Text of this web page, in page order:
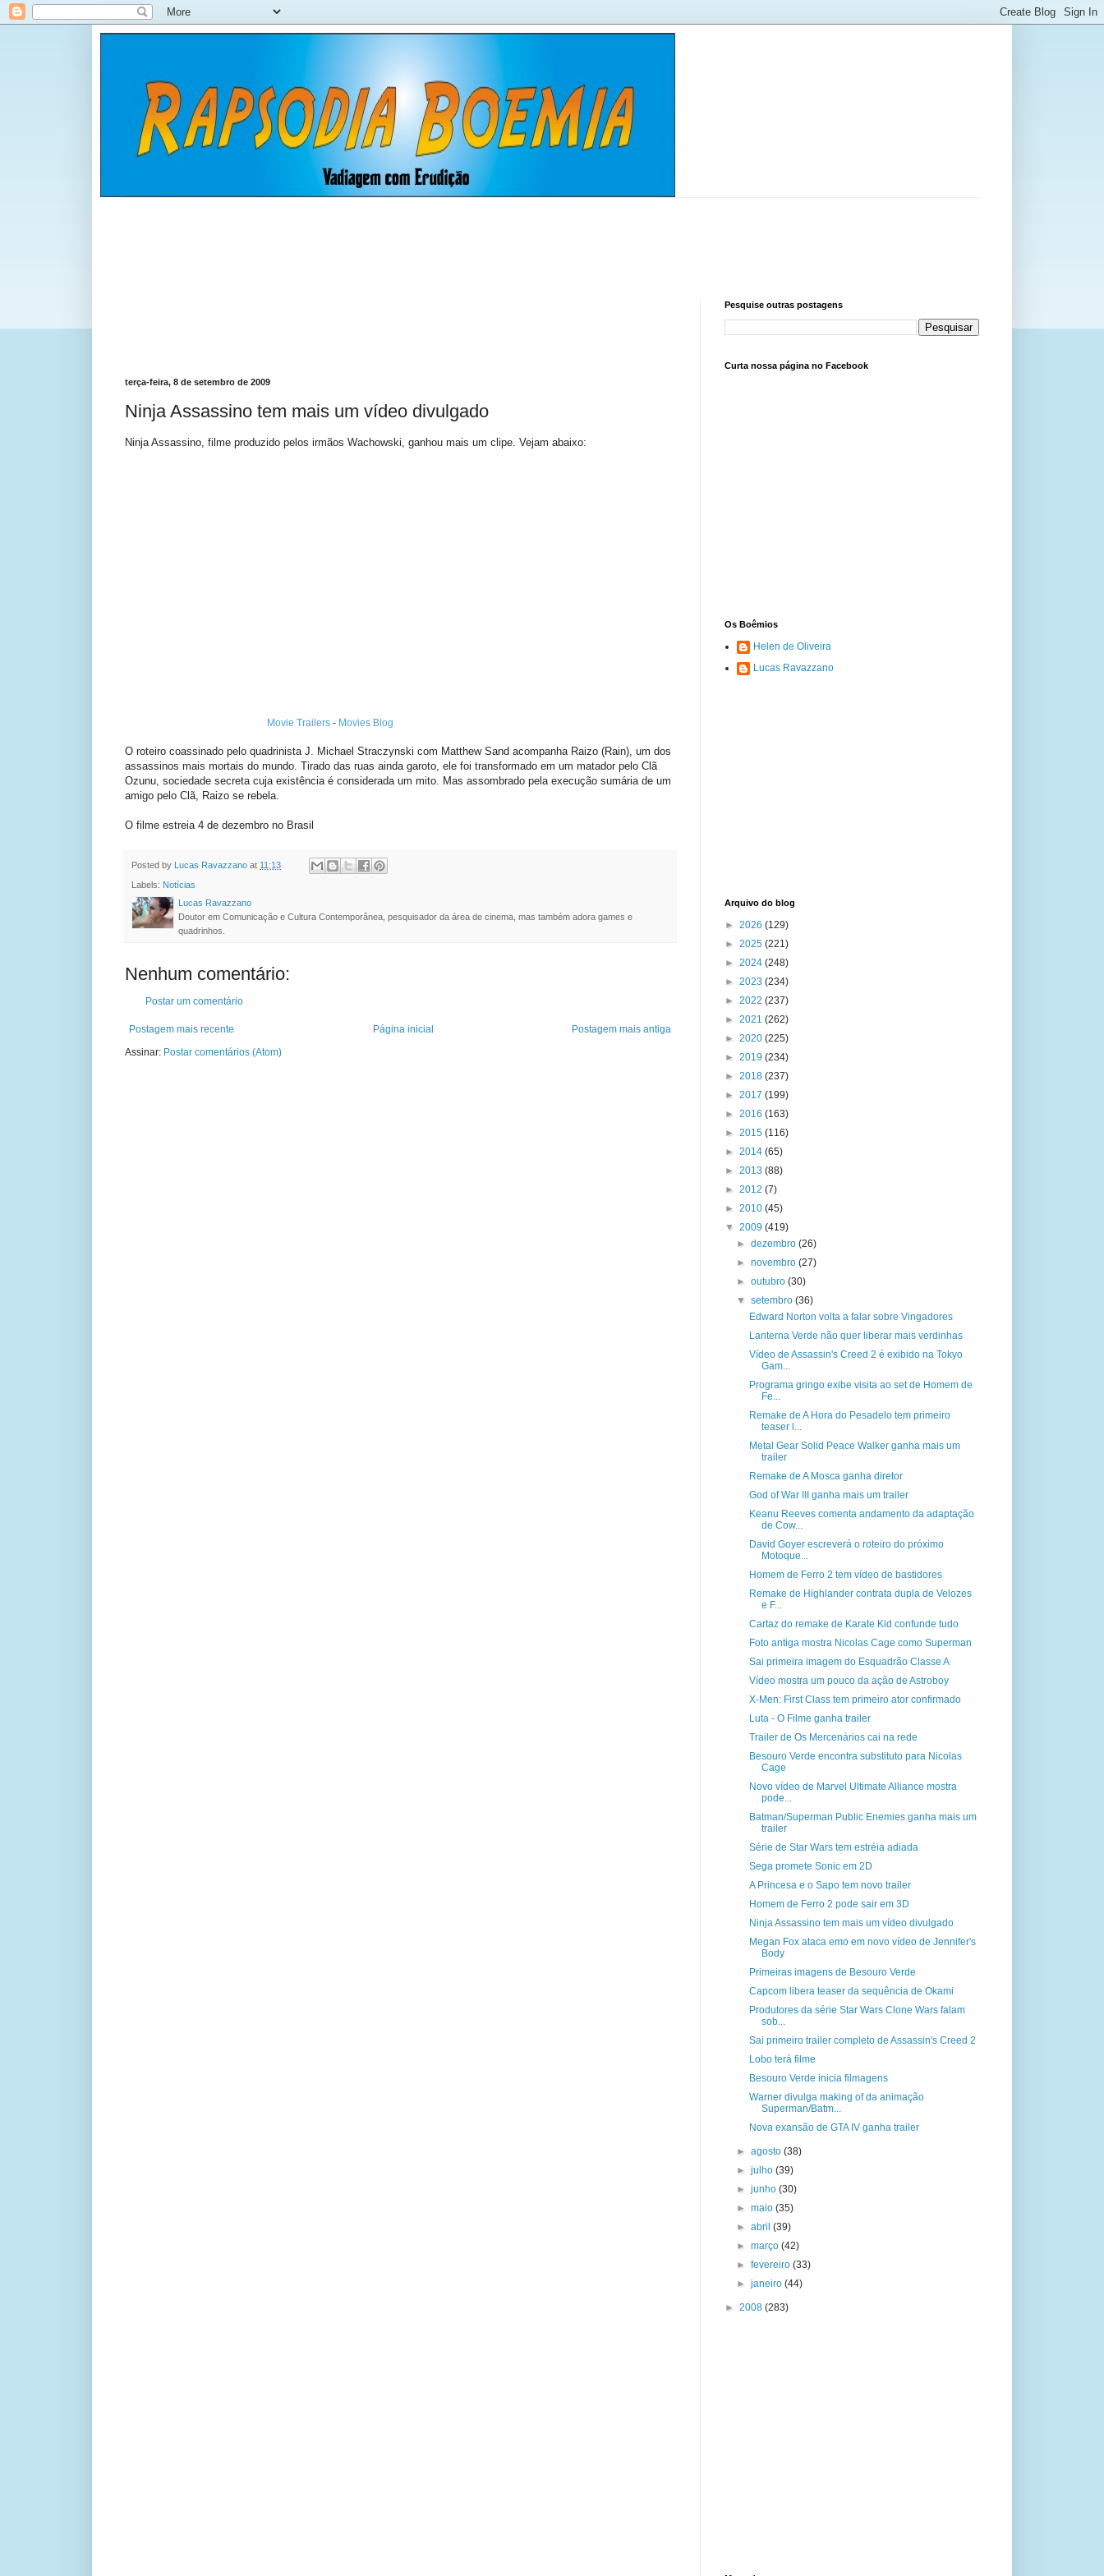
terça-feira, 8 de setembro de 2009
Ninja Assassino tem mais um vídeo divulgado
Ninja Assassino, filme produzido pelos irmãos Wachowski, ganhou mais um clipe. Vejam abaixo:
Movie Trailers - Movies Blog
O roteiro coassinado pelo quadrinista J. Michael Straczynski com Matthew Sand acompanha Raizo (Rain), um dos
assassinos mais mortais do mundo. Tirado das ruas ainda garoto, ele foi transformado em um matador pelo Clã
Ozunu, sociedade secreta cuja existência é considerada um mito. Mas assombrado pela execução sumária de um
amigo pelo Clã, Raizo se rebela.
O filme estreia 4 de dezembro no Brasil
Posted by Lucas Ravazzano at 11:13
Labels: Notícias
Lucas Ravazzano
Doutor em Comunicação e Cultura Contemporânea, pesquisador da área de cinema, mas também adora games e
quadrinhos.
Nenhum comentário:
Postar um comentário
Postagem mais recente Postagem mais antiga
Página inicial
Assinar: Postar comentários (Atom)
Pesquise outras postagens
Curta nossa página no Facebook
Os Boêmios
Helen de Oliveira
Lucas Ravazzano
Arquivo do blog
► 2026 (129)
► 2025 (221)
► 2024 (248)
► 2023 (234)
► 2022 (237)
► 2021 (262)
► 2020 (225)
► 2019 (234)
► 2018 (237)
► 2017 (199)
► 2016 (163)
► 2015 (116)
► 2014 (65)
► 2013 (88)
► 2012 (7)
► 2010 (45)
▼ 2009 (419)
►dezembro(26)
►novembro(27)
►outubro(30)
▼setembro(36)
Edward Norton volta a falar sobre Vingadores
Lanterna Verde não quer liberar mais verdinhas
Vídeo de Assassin's Creed 2 é exibido na Tokyo
Gam...
Programa gringo exibe visita ao set de Homem de
Fe...
Remake de A Hora do Pesadelo tem primeiro
teaser l...
Metal Gear Solid Peace Walker ganha mais um
trailer
Remake de A Mosca ganha diretor
God of War III ganha mais um trailer
Keanu Reeves comenta andamento da adaptação
de Cow...
David Goyer escreverá o roteiro do próximo
Motoque...
Homem de Ferro 2 tem vídeo de bastidores
Remake de Highlander contrata dupla de Velozes
e F...
Cartaz do remake de Karate Kid confunde tudo
Foto antiga mostra Nicolas Cage como Superman
Sai primeira imagem do Esquadrão Classe A
Vídeo mostra um pouco da ação de Astroboy
X-Men: First Class tem primeiro ator confirmado
Luta - O Filme ganha trailer
Trailer de Os Mercenários cai na rede
Besouro Verde encontra substituto para Nicolas
Cage
Novo vídeo de Marvel Ultimate Alliance mostra
pode...
Batman/Superman Public Enemies ganha mais um
trailer
Série de Star Wars tem estréia adiada
Sega promete Sonic em 2D
A Princesa e o Sapo tem novo trailer
Homem de Ferro 2 pode sair em 3D
Ninja Assassino tem mais um vídeo divulgado
Megan Fox ataca emo em novo vídeo de Jennifer's
Body
Primeiras imagens de Besouro Verde
Capcom libera teaser da sequência de Okami
Produtores da série Star Wars Clone Wars falam
sob...
Sai primeiro trailer completo de Assassin's Creed 2
Lobo terá filme
Besouro Verde inicia filmagens
Warner divulga making of da animação
Superman/Batm...
Nova exansão de GTA IV ganha trailer
►agosto(38)
►julho(39)
►junho(30)
►maio(35)
►abril(39)
►março(42)
►fevereiro(33)
►janeiro(44)
► 2008 (283)